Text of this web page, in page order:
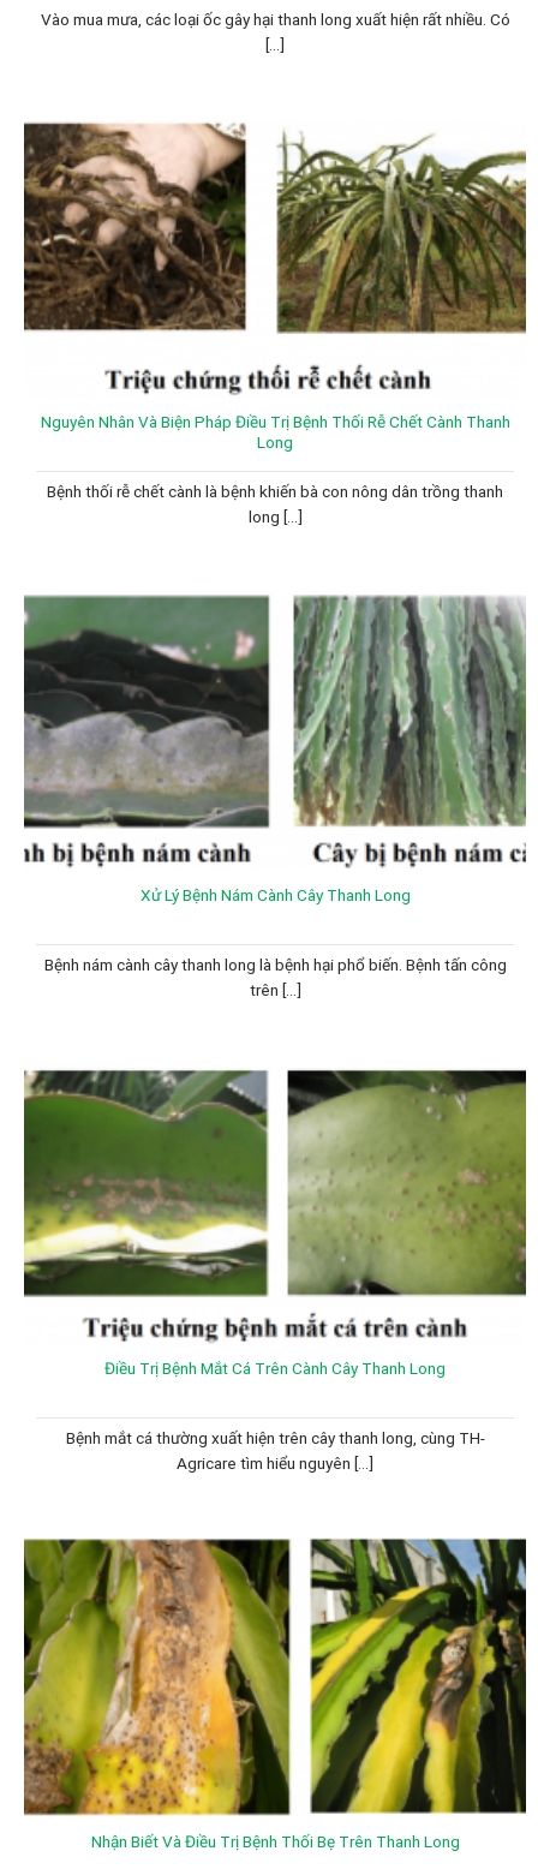
Vào mua mưa, các loại ốc gây hại thanh long xuất hiện rất nhiều. Có
[...]
Nguyên Nhân Và Biện Pháp Điều Trị Bệnh Thối Rễ Chết Cành Thanh
Long
Bệnh thối rễ chết cành là bệnh khiến bà con nông dân trồng thanh
long [...]
Xử Lý Bệnh Nám Cành Cây Thanh Long
Bệnh nám cành cây thanh long là bệnh hại phổ biến. Bệnh tấn công
trên [...]
Điều Trị Bệnh Mắt Cá Trên Cành Cây Thanh Long
Bệnh mắt cá thường xuất hiện trên cây thanh long, cùng TH-
Agricare tìm hiểu nguyên [...]
Nhận Biết Và Điều Trị Bệnh Thối Bẹ Trên Thanh Long